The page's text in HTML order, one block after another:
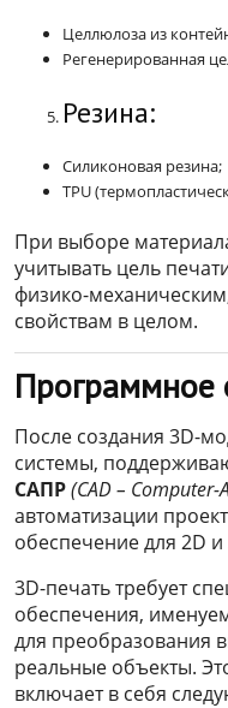
Целлюлоза из
Регенерированная
Резина:
Силиконовая резина;
TPU
При выборе
учитывать цель
физико-
свойствам в целом.
Программное
После создания 3D-
системы,
САПР(CAD – Computer-
автоматизации
обеспечение для 2D
3D-печать требует
обеспечения,
для преобразования
реальные объекты.
включает в себя